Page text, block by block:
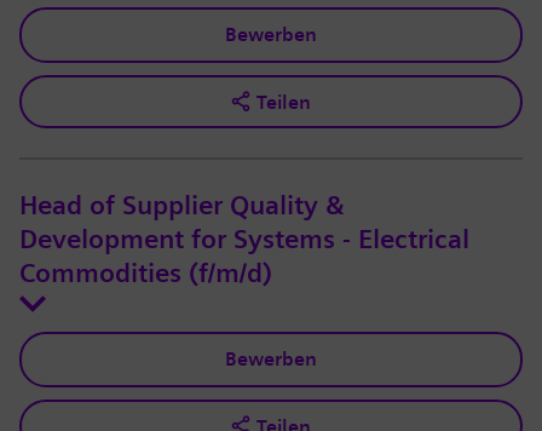
Bewerben
Teilen
Head of Supplier Quality &
Development for Systems - Electrical
Commodities (f/m/d)
Bewerben
Teilen